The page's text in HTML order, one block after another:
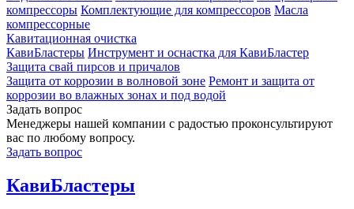
компрессоры Комплектующие для компрессоров Масла
компрессорные
Кавитационная очистка
КавиБластеры Инструмент и оснастка для КавиБластер
Защита свай пирсов и причалов
Защита от коррозии в волновой зоне Ремонт и защита от
коррозии во влажных зонах и под водой
Задать вопрос
Менеджеры нашей компании с радостью проконсультируют
вас по любому вопросу.
Задать вопрос
КавиБластеры